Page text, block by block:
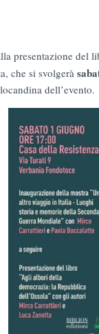
presentazione del
che si svolgerà
dell’evento.